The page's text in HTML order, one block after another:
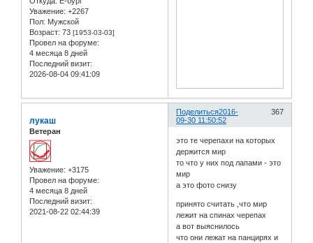
Уважение: +2267
Пол: Мужской
Возраст: 73 [1953-03-03]
Провел на форуме:
4 месяца 8 дней
Последний визит:
2026-08-04 09:41:09
Поделиться 367
2016-
09-30 11:50:52
лукаш
Ветеран
Уважение: +3175
Провел на форуме:
4 месяца 8 дней
Последний визит:
2021-08-22 02:44:39
это те черепахи на которых
держится мир
то что у них под лапами - это
мир
а это фото снизу
принято считать ,что мир
лежит на спинах черепах
а вот выяснилось
что они лежат на панцирях и